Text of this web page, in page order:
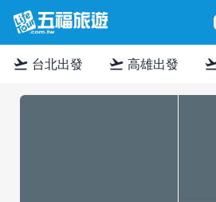
flight_takeoff 台北出發 flight_takeoff 高雄出發